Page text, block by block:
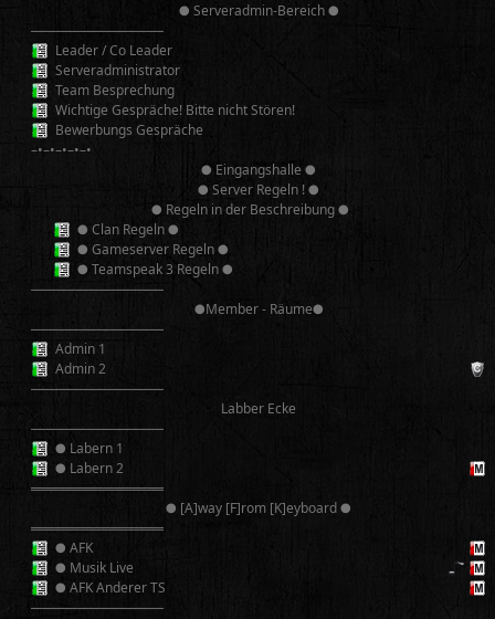
● Serveradmin-Bereich ●
──────────
Leader / Co Leader
Serveradministrator
Team Besprechung
Wichtige Gespräche! Bitte nicht Stören!
Bewerbungs Gespräche
–•–•–•–•–•
● Eingangshalle ●
● Server Regeln ! ●
● Regeln in der Beschreibung ●
● Clan Regeln ●
● Gameserver Regeln ●
● Teamspeak 3 Regeln ●
──────────
●Member - Räume●
──────────
Admin 1
Admin 2
──────────
Labber Ecke
──────────
● Labern 1
● Labern 2
══════════
● [A]way [F]rom [K]eyboard ●
══════════
● AFK
● Musik Live
● AFK Anderer TS
──────────